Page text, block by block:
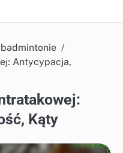
Antycypacja,
Kąty